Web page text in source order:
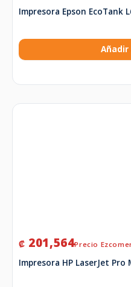
Impresora Epson EcoTank
₡ 201,564
Impresora HP LaserJet Pro